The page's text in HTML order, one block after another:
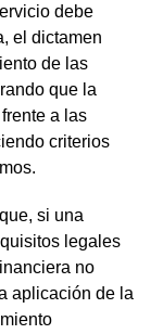
debe
el dictamen
de las
que la
a las
criterios
si una
legales
no
aplicación de la